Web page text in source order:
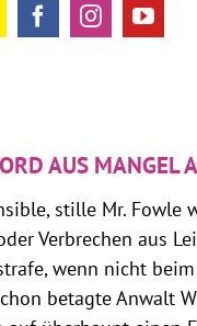
AUS MANGEL
stille Mr. Fowle
Verbrechen aus
wenn nicht
betagte Anwalt